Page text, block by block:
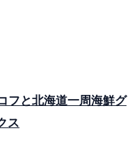
フと北海道一周海鮮グ
ス